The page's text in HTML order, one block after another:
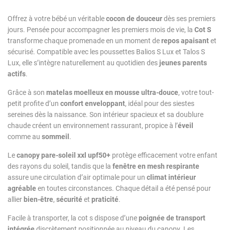
Offrez à votre bébé un véritablecocon de douceurdès ses premiers
jours. Pensée pour accompagner les premiers mois de vie, la Cot S
transforme chaque promenade en un moment derepos apaisantet
sécurisé. Compatible avec les poussettes Balios S Lux et Talos S
Lux, elle s’intègre naturellement au quotidien des jeunes parents
actifs.
Grâce à son matelas moelleux en mousse ultra-douce, votre tout-
petit profite d’un confort enveloppant, idéal pour des siestes
sereines dès la naissance. Son intérieur spacieux et sa doublure
chaude créent un environnement rassurant, propice à l’éveil
comme au sommeil .
Lecanopy pare-soleil xxl upf50+ protège efficacement votre enfant
des rayons du soleil, tandis que la fenêtre en mesh respirante
assure une circulation d’air optimale pour un climat intérieur
agréable en toutes circonstances. Chaque détail a été pensé pour
allier bien-être, sécurité et praticité.
Facile à transporter, la cot s dispose d’unepoignée de transport